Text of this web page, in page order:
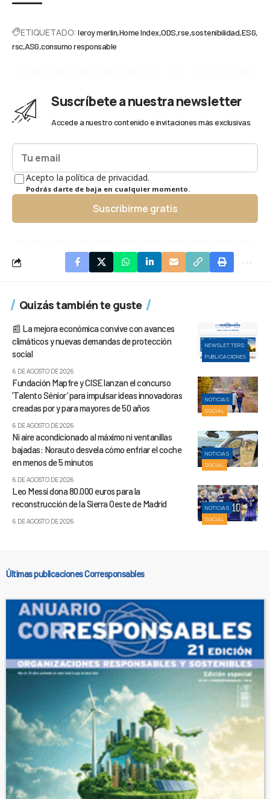
ETIQUETADO: leroy merlin Home Index ODS rse sostenibilidad ESG
rsc ASG consumo responsable
Suscríbete a nuestra newsletter
Accede a nuestro contenido e invitaciones más exclusivas.
Acepto la política de privacidad.
Podrás darte de baja en cualquier momento.
Suscribirme gratis
Quizás también te guste
NEWSLETTERS
PUBLICACIONES
📰 La mejora económica convive con avances
climáticos y nuevas demandas de protección
social
6 DE AGOSTO DE 2026
NOTICIAS
SOCIAL
Fundación Mapfre y CISE lanzan el concurso
‘Talento Sénior’ para impulsar ideas innovadoras
creadas por y para mayores de 50 años
6 DE AGOSTO DE 2026
NOTICIAS
SOCIAL
Ni aire acondicionado al máximo ni ventanillas
bajadas: Norauto desvela cómo enfriar el coche
en menos de 5 minutos
6 DE AGOSTO DE 2026
NOTICIAS
SOCIAL
Leo Messi dona 80.000 euros para la
reconstrucción de la Sierra Oeste de Madrid
6 DE AGOSTO DE 2026
Últimas publicaciones Corresponsables